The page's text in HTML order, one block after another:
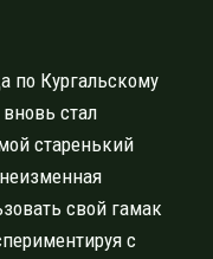
по Кургальскому
стал
старенький
свой гамак
с